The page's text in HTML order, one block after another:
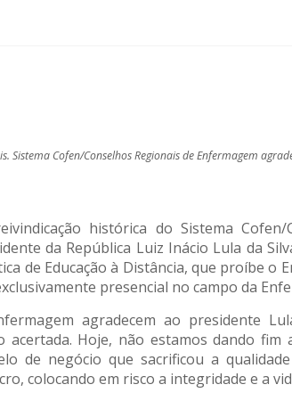
Cofen/Conselhos Regionais de Enfermagem
histórica do Sistema Cofen/
da República Luiz Inácio Lula da
de Educação à Distância, que proíbe o
presencial no campo da
agradecem ao presidente
acertada. Hoje, não estamos dando fim
de negócio que sacrificou a
colocando em risco a integridade e a